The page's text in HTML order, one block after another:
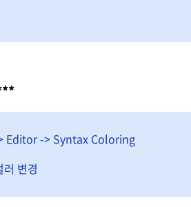
Editor -> Syntax Coloring
변경